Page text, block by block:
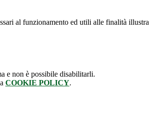
al funzionamento ed utili alle finalità
e non è possibile disabilitarli.
COOKIE POLICY.